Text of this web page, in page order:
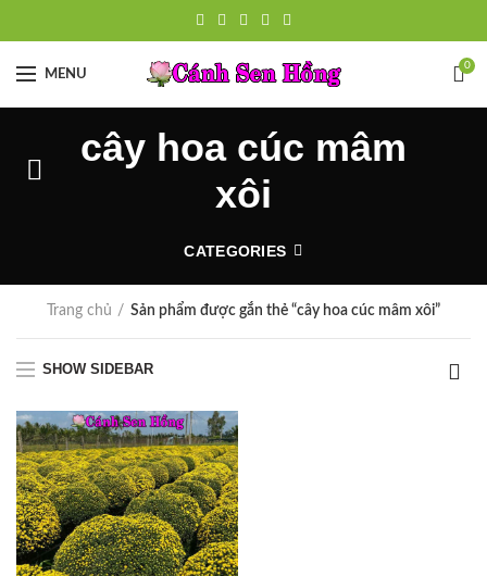
MENU
0
cây hoa cúc mâm
xôi
CATEGORIES
Trang chủ Sản phẩm được gắn thẻ “cây hoa cúc mâm xôi”
SHOW SIDEBAR